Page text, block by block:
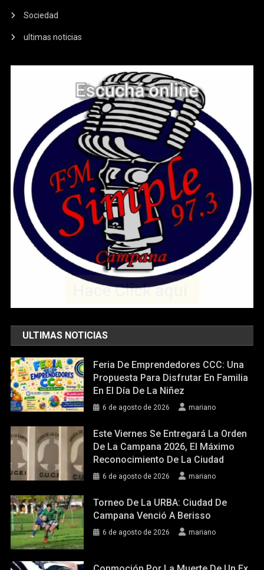
Sociedad
ultimas noticias
ULTIMAS NOTICIAS
Feria De Emprendedores CCC: Una
Propuesta Para Disfrutar En Familia
En El Día De La Niñez
6 de agosto de 2026 mariano
Este Viernes Se Entregará La Orden
De La Campana 2026, El Máximo
Reconocimiento De La Ciudad
6 de agosto de 2026 mariano
Torneo De La URBA: Ciudad De
Campana Venció A Berisso
6 de agosto de 2026 mariano